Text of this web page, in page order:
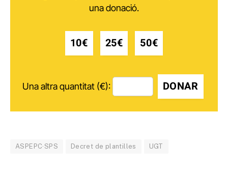
una donació.
10€ 25€ 50€
Una altra quantitat (€): DONAR
ASPEPC·SPS Decret de plantilles UGT